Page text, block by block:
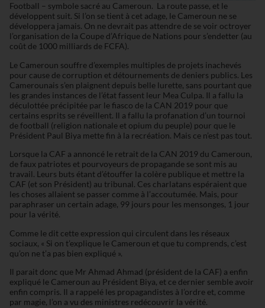
Football – symbole sacré au Cameroun. La route passe, et le
développent suit. Si l’on se tient à cet adage, le Cameroun ne se
développera jamais. On ne devrait pas attendre de se voir octroyer
l’organisation de la Coupe d’Afrique de Nations pour s’endetter (au
coût de 1000 milliards de FCFA).
Le Cameroun souffre d’exemples multiples de projets inachevés
pour cause de corruption et détournements de deniers publics. Les
Camerounais s’en plaignent depuis belle lurette, sans pourtant que
les grandes instances de l’état fassent leur Mea Culpa. Il a fallu la
déculottée précipitée par le fiasco de la CAN 2019 pour que
certains esprits se réveillent. Il a fallu la profanation d’un tournoi
de football (religion nationale et opium du peuple) pour que le
Président Paul Biya mette fin à la recréation. Mais ce n’est pas tout.
Lorsque la CAF a annoncé le retrait de la CAN 2019 du Cameroun,
de faux patriotes et pourvoyeurs de propagande se sont mis au
travail. Leurs buts étant d’étouffer la colère publique et mettre la
CAF (et son Président) au tribunal. Ces charlatans espéraient que
les choses allaient se passer comme à l’accoutumée. Mais, pour
paraphraser un certain adage, 99 jours pour les mensonges, 1 jour
pour la vérité.
Comme le dit cette expression qui circulent dans les réseaux
sociaux, « Si on t’explique le Cameroun et que tu comprends, c’est
qu’on ne t’a pas bien expliqué ».
Il parait donc que Mr Ahmad Ahmad (président de la CAF) a enfin
expliqué le Cameroun au Président Biya, et ce dernier semble avoir
enfin compris. Il a rappelé les propagandistes à l’ordre et, comme
par magie, l’on a vu des ministres redécouvrir la vérité.